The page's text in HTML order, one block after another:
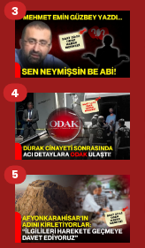
3
4
5